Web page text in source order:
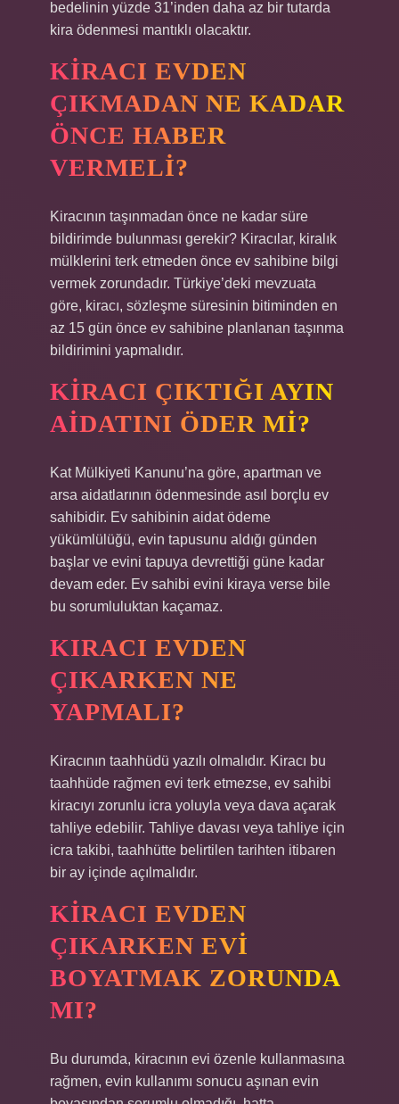
bedelinin yüzde 31’inden daha az bir tutarda
kira ödenmesi mantıklı olacaktır.
KIRACI EVDEN
ÇIKMADAN NE KADAR
ÖNCE HABER
VERMELI?
Kiracının taşınmadan önce ne kadar süre
bildirimde bulunması gerekir? Kiracılar, kiralık
mülklerini terk etmeden önce ev sahibine bilgi
vermek zorundadır. Türkiye’deki mevzuata
göre, kiracı, sözleşme süresinin bitiminden en
az 15 gün önce ev sahibine planlanan taşınma
bildirimini yapmalıdır.
KIRACI ÇIKTIĞI AYIN
AIDATINI ÖDER MI?
Kat Mülkiyeti Kanunu’na göre, apartman ve
arsa aidatlarının ödenmesinde asıl borçlu ev
sahibidir. Ev sahibinin aidat ödeme
yükümlülüğü, evin tapusunu aldığı günden
başlar ve evini tapuya devrettiği güne kadar
devam eder. Ev sahibi evini kiraya verse bile
bu sorumluluktan kaçamaz.
KIRACI EVDEN
ÇIKARKEN NE
YAPMALI?
Kiracının taahhüdü yazılı olmalıdır. Kiracı bu
taahhüde rağmen evi terk etmezse, ev sahibi
kiracıyı zorunlu icra yoluyla veya dava açarak
tahliye edebilir. Tahliye davası veya tahliye için
icra takibi, taahhütte belirtilen tarihten itibaren
bir ay içinde açılmalıdır.
KIRACI EVDEN
ÇIKARKEN EVI
BOYATMAK ZORUNDA
MI?
Bu durumda, kiracının evi özenle kullanmasına
rağmen, evin kullanımı sonucu aşınan evin